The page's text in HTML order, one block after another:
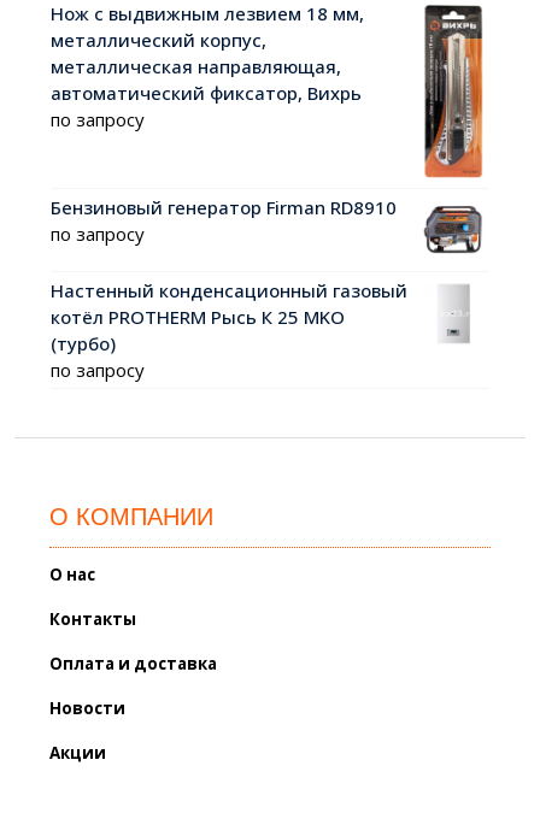
Нож с выдвижным лезвием 18 мм,
металлический корпус,
металлическая направляющая,
автоматический фиксатор, Вихрь
по запросу
Бензиновый генератор Firman RD8910
по запросу
Настенный конденсационный газовый
котёл PROTHERM Рысь К 25 MKO
(турбо)
по запросу
О КОМПАНИИ
О нас
Контакты
Оплата и доставка
Новости
Акции